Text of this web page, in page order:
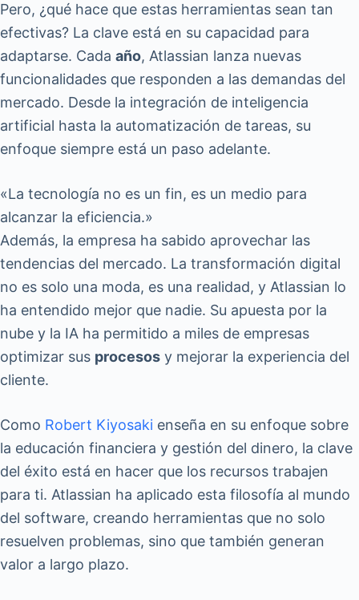
Pero, ¿qué hace que estas herramientas sean tan
efectivas? La clave está en su capacidad para
adaptarse. Cada año, Atlassian lanza nuevas
funcionalidades que responden a las demandas del
mercado. Desde la integración de inteligencia
artificial hasta la automatización de tareas, su
enfoque siempre está un paso adelante.
«La tecnología no es un fin, es un medio para
alcanzar la eficiencia.»
Además, la empresa ha sabido aprovechar las
tendencias del mercado. La transformación digital
no es solo una moda, es una realidad, y Atlassian lo
ha entendido mejor que nadie. Su apuesta por la
nube y la IA ha permitido a miles de empresas
optimizar sus procesos y mejorar la experiencia del
cliente.
Como Robert Kiyosaki enseña en su enfoque sobre
la educación financiera y gestión del dinero, la clave
del éxito está en hacer que los recursos trabajen
para ti. Atlassian ha aplicado esta filosofía al mundo
del software, creando herramientas que no solo
resuelven problemas, sino que también generan
valor a largo plazo.